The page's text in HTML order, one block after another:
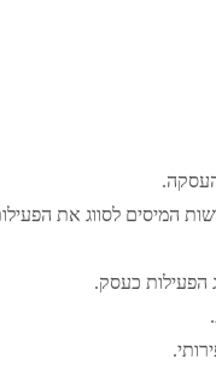
המיסים לסווג את
הפעילות כעסק.